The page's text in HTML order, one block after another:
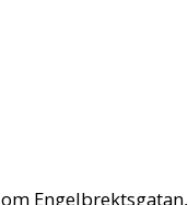
Engelbrektsgatan,